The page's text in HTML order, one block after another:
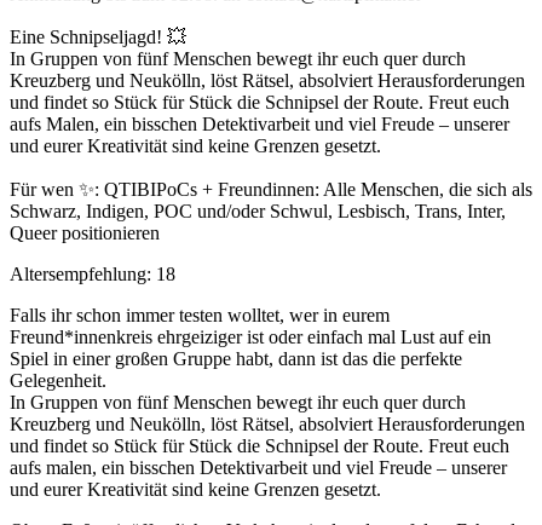
Eine Schnipseljagd! 💥
In Gruppen von fünf Menschen bewegt ihr euch quer durch
Kreuzberg und Neukölln, löst Rätsel, absolviert Herausforderungen
und findet so Stück für Stück die Schnipsel der Route. Freut euch
aufs Malen, ein bisschen Detektivarbeit und viel Freude – unserer
und eurer Kreativität sind keine Grenzen gesetzt.
Für wen ✨: QTIBIPoCs + Freundinnen: Alle Menschen, die sich als
Schwarz, Indigen, POC und/oder Schwul, Lesbisch, Trans, Inter,
Queer positionieren
Altersempfehlung: 18
Falls ihr schon immer testen wolltet, wer in eurem
Freund*innenkreis ehrgeiziger ist oder einfach mal Lust auf ein
Spiel in einer großen Gruppe habt, dann ist das die perfekte
Gelegenheit.
In Gruppen von fünf Menschen bewegt ihr euch quer durch
Kreuzberg und Neukölln, löst Rätsel, absolviert Herausforderungen
und findet so Stück für Stück die Schnipsel der Route. Freut euch
aufs malen, ein bisschen Detektivarbeit und viel Freude – unserer
und eurer Kreativität sind keine Grenzen gesetzt.